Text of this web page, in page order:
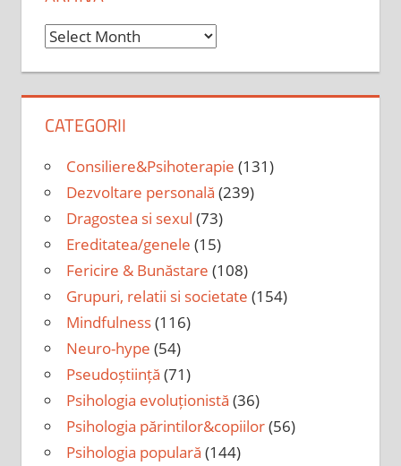
Arhiva
CATEGORII
Consiliere&Psihoterapie (131)
Dezvoltare personală (239)
Dragostea si sexul (73)
Ereditatea/genele (15)
Fericire & Bunăstare (108)
Grupuri, relatii si societate (154)
Mindfulness(116)
Neuro-hype (54)
Pseudoștiință (71)
Psihologia evoluționistă (36)
Psihologia părintilor&copiilor(56)
Psihologia populară (144)